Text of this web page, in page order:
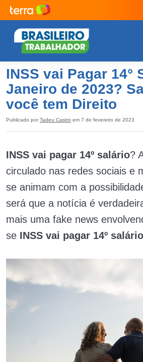
INSS vai Pagar 14°
Janeiro de 2023?
você tem Direito
Publicado por Tadeu Castro em 7 de fevereiro de 2023
INSS vai pagar 14º salário?
circulado nas redes sociais e
se animam com a
será que a notícia é
mais uma fake news
se INSS vai pagar 14º salário